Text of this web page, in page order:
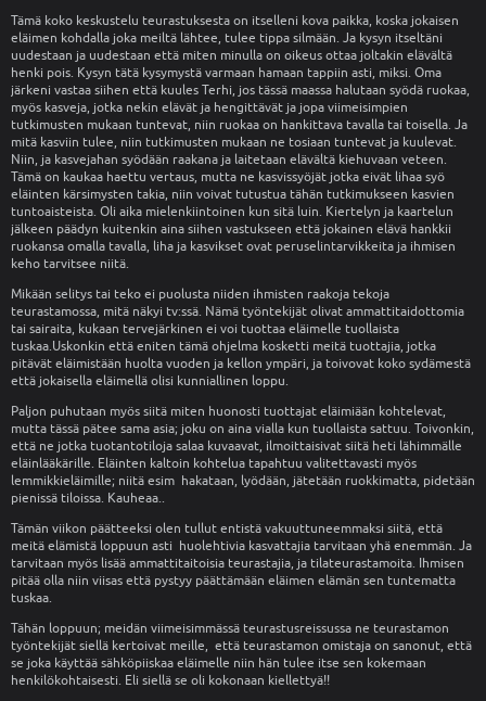
Tämä koko keskustelu teurastuksesta on itselleni kova paikka, koska jokaisen
eläimen kohdalla joka meiltä lähtee, tulee tippa silmään. Ja kysyn itseltäni
uudestaan ja uudestaan että miten minulla on oikeus ottaa joltakin elävältä
henki pois. Kysyn tätä kysymystä varmaan hamaan tappiin asti, miksi. Oma
järkeni vastaa siihen että kuules Terhi, jos tässä maassa halutaan syödä ruokaa,
myös kasveja, jotka nekin elävät ja hengittävät ja jopa viimeisimpien
tutkimusten mukaan tuntevat, niin ruokaa on hankittava tavalla tai toisella. Ja
mitä kasviin tulee, niin tutkimusten mukaan ne tosiaan tuntevat ja kuulevat.
Niin, ja kasvejahan syödään raakana ja laitetaan elävältä kiehuvaan veteen.
Tämä on kaukaa haettu vertaus, mutta ne kasvissyöjät jotka eivät lihaa syö
eläinten kärsimysten takia, niin voivat tutustua tähän tutkimukseen kasvien
tuntoaisteista. Oli aika mielenkiintoinen kun sitä luin. Kiertelyn ja kaartelun
jälkeen päädyn kuitenkin aina siihen vastukseen että jokainen elävä hankkii
ruokansa omalla tavalla, liha ja kasvikset ovat peruselintarvikkeita ja ihmisen
keho tarvitsee niitä.
Mikään selitys tai teko ei puolusta niiden ihmisten raakoja tekoja
teurastamossa, mitä näkyi tv:ssä. Nämä työntekijät olivat ammattitaidottomia
tai sairaita, kukaan tervejärkinen ei voi tuottaa eläimelle tuollaista
tuskaa.Uskonkin että eniten tämä ohjelma kosketti meitä tuottajia, jotka
pitävät eläimistään huolta vuoden ja kellon ympäri, ja toivovat koko sydämestä
että jokaisella eläimellä olisi kunniallinen loppu.
Paljon puhutaan myös siitä miten huonosti tuottajat eläimiään kohtelevat,
mutta tässä pätee sama asia; joku on aina vialla kun tuollaista sattuu. Toivonkin,
että ne jotka tuotantotiloja salaa kuvaavat, ilmoittaisivat siitä heti lähimmälle
eläinlääkärille. Eläinten kaltoin kohtelua tapahtuu valitettavasti myös
lemmikkieläimille; niitä esim hakataan, lyödään, jätetään ruokkimatta, pidetään
pienissä tiloissa. Kauheaa..
Tämän viikon päätteeksi olen tullut entistä vakuuttuneemmaksi siitä, että
meitä elämistä loppuun asti huolehtivia kasvattajia tarvitaan yhä enemmän. Ja
tarvitaan myös lisää ammattitaitoisia teurastajia, ja tilateurastamoita. Ihmisen
pitää olla niin viisas että pystyy päättämään eläimen elämän sen tuntematta
tuskaa.
Tähän loppuun; meidän viimeisimmässä teurastusreissussa ne teurastamon
työntekijät siellä kertoivat meille, että teurastamon omistaja on sanonut, että
se joka käyttää sähköpiiskaa eläimelle niin hän tulee itse sen kokemaan
henkilökohtaisesti. Eli siellä se oli kokonaan kiellettyä!!